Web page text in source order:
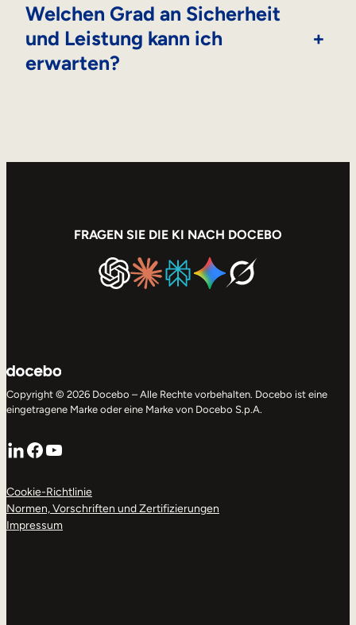
Welchen Grad an Sicherheit
und Leistung kann ich
erwarten?
+
FRAGEN SIE DIE KI NACH DOCEBO
Copyright © 2026 Docebo – Alle Rechte vorbehalten. Docebo ist eine
eingetragene Marke oder eine Marke von Docebo S.p.A.
LinkedIn
Facebook
YouTube
Cookie-Richtlinie
Normen, Vorschriften und Zertifizierungen
Impressum